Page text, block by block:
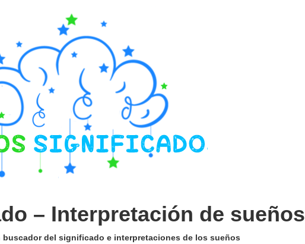
– Interpretación de sueños
del significado e interpretaciones de los sueños